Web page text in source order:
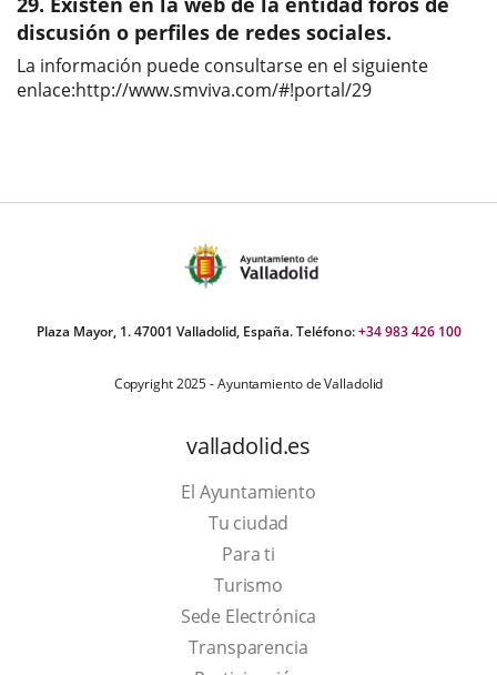
discusión o perfiles de redes sociales.
La información puede consultarse en el siguiente
enlace:http://www.smviva.com/#!portal/29
Plaza Mayor, 1. 47001 Valladolid, España. Teléfono:+34 983 426 100
Copyright 2025 - Ayuntamiento de Valladolid
valladolid.es
El Ayuntamiento
Tu ciudad
Para ti
TurismoThis
link
will
Sede Electrónica
Transparencia